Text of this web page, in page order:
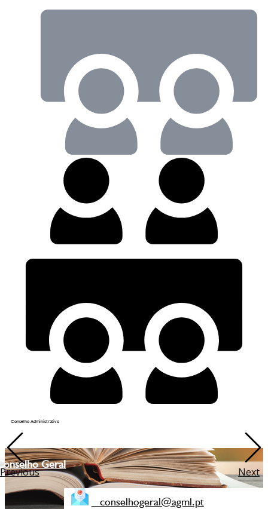
Conselho Administrativo
Previous Next
Geral
conselhogeral@agml.pt